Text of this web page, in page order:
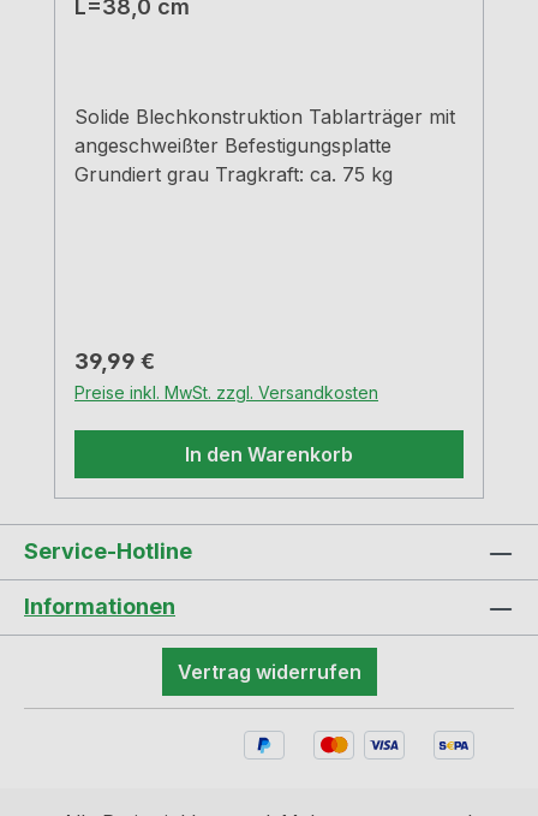
L=38,0 cm
Solide Blechkonstruktion Tablarträger mit
angeschweißter Befestigungsplatte
Grundiert grau Tragkraft: ca. 75 kg
Regulärer Preis:
39,99 €
Preise inkl. MwSt. zzgl. Versandkosten
In den Warenkorb
Service-Hotline
Informationen
Vertrag widerrufen